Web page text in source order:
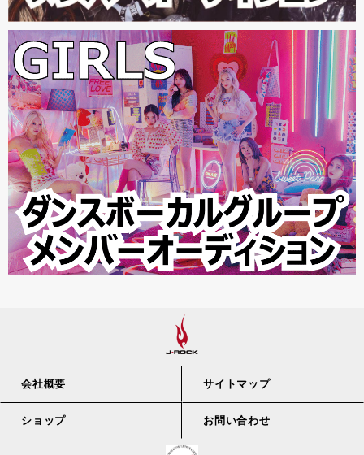
会社概要 サイトマップ
ショップ お問い合わせ